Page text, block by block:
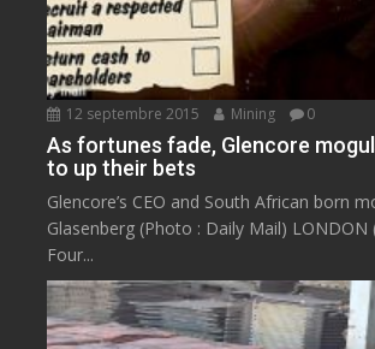
12 septembre 2015 Mining 0
As fortunes fade, Glencore
to up their bets
Glencore’s CEO and South African born
Glasenberg (Photo : Daily Mail) LONDON
Four...